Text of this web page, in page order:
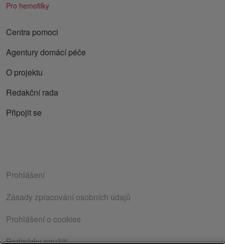
Pro hemofilky
Centra pomoci
Agentury domácí péče
O projektu
Redakční rada
Připojit se
Prohlášení
Zásady zpracování osobních údajů
Prohlášení o cookies
Podmínky použití